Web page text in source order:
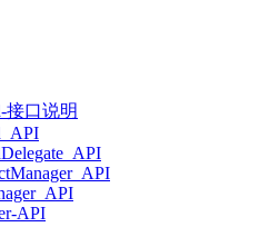
接口说明
API